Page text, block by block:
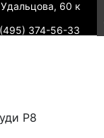
60 к
374-56-33
Р8